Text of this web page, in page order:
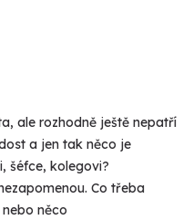
ale rozhodně ještě nepatří
a jen tak něco je
šéfce, kolegovi?
Co třeba
nebo něco